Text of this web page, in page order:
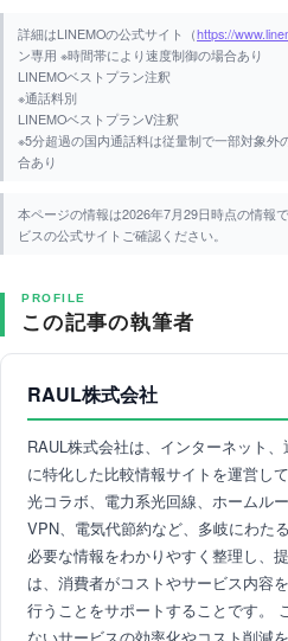
詳細はLINEMOの公式サイト（https://
ン専用 ※時間帯により速度制御の場合あり
LINEMOベストプラン注釈
※通話料別
LINEMOベストプランV注釈
※5分超過の国内通話料は従量制で一部対象
合あり
本ページの情報は2026年7月29日時点の情報
ビスの公式サイトご確認ください。
PROFILE
この記事の執筆者
RAUL株式会社
RAUL株式会社は、インターネット
に特化した比較情報サイトを運営し
光コラボ、電力系光回線、ホームル
VPN、電気代節約など、多岐にわた
必要な情報をわかりやすく整理し、
は、消費者がコストやサービス内容
行うことをサポートすることです。